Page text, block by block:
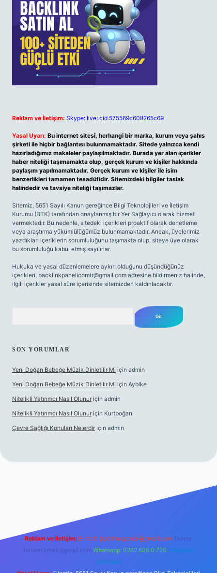
Reklam ve İletişim: Skype: live:.cid.575569c608265c69
Yasal Uyarı: Bu internet sitesi, herhangi bir marka, kurum veya şahıs
şirketi ile hiçbir bağlantısı bulunmamaktadır. Sitede yalnızca kendi
hazırladığımız makaleler paylaşılmaktadır. Burada yer alan içerikler
haber niteliği taşımamakta olup, gerçek kurum ve kişiler hakkında
paylaşım yapılmamaktadır. Gerçek kurum ve kişiler ile isim
benzerlikleri tamamen tesadüfidir. Sitemizdeki bilgiler taslak
halindedir ve tavsiye niteliği taşımazlar.
Sitemiz, 5651 Sayılı Kanun gereğince Bilgi Teknolojileri ve İletişim
Kurumu (BTK) tarafından onaylanmış bir Yer Sağlayıcı olarak hizmet
vermektedir. Bu nedenle, sitedeki içerikleri proaktif olarak denetleme
veya araştırma yükümlülüğümüz bulunmamaktadır. Ancak, üyelerimiz
yazdıkları içeriklerin sorumluluğunu taşımakta olup, siteye üye olarak
bu sorumluluğu kabul etmiş sayılırlar.
Hukuka ve yasal düzenlemelere aykırı olduğunu düşündüğünüz
içerikleri, backlinkpanelicomtr@gmail.com adresine bildirmeniz halinde,
ilgili içerikler yasal süre içerisinde sitemizden kaldırılacaktır.
SON YORUMLAR
Yeni Doğan Bebeğe Müzik Dinletilir Mi için admin
Yeni Doğan Bebeğe Müzik Dinletilir Mi için Aybike
Nitelikli Yatırımcı Nasıl Olunur için admin
Nitelikli Yatırımcı Nasıl Olunur için Kurtboğan
Çevre Sağlığı Konuları Nelerdir için admin
Reklam ve İletişim: E-mail: backlinkpaneli@gmail.com Teams:
forumhizmeti@gmail.com Whatsapp: 0262 606 0 726 Telegram:
@karabul